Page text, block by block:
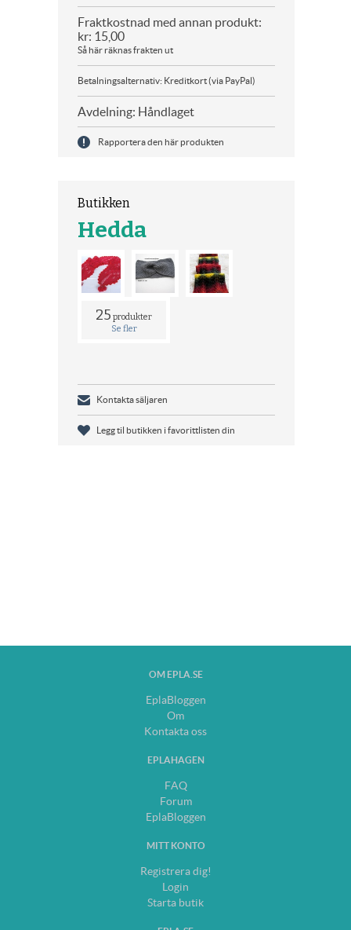
Fraktkostnad med annan produkt:
kr: 15,00
Så här räknas frakten ut
Betalningsalternativ: Kreditkort (via PayPal)
Avdelning: Håndlaget
Rapportera den här produkten
Butikken
Hedda
25 produkter
Se fler
Kontakta säljaren
Legg til butikken i favorittlisten din
OM EPLA.SE
EplaBloggen
Om
Kontakta oss
EPLAHAGEN
FAQ
Forum
EplaBloggen
MITT KONTO
Registrera dig!
Login
Starta butik